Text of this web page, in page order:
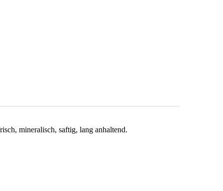
mineralisch, saftig, lang anhaltend.